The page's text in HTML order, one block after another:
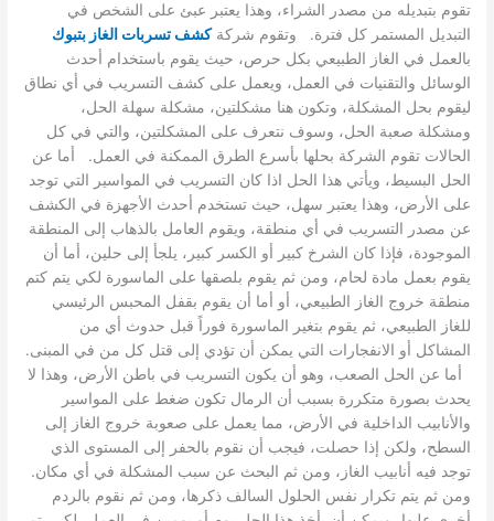
تقوم بتبديله من مصدر الشراء، وهذا يعتبر عبئ على الشخص في
التبديل المستمر كل فترة. وتقوم شركةكشف تسربات الغاز بتبوك
بالعمل في الغاز الطبيعي بكل حرص، حيث يقوم باستخدام أحدث
الوسائل والتقنيات في العمل، ويعمل على كشف التسريب في أي نطاق
ليقوم بحل المشكلة، وتكون هنا مشكلتين، مشكلة سهلة الحل،
ومشكلة صعبة الحل، وسوف نتعرف على المشكلتين، والتي في كل
الحالات تقوم الشركة بحلها بأسرع الطرق الممكنة في العمل. أما عن
الحل البسيط، ويأتي هذا الحل اذا كان التسريب في المواسير التي توجد
على الأرض، وهذا يعتبر سهل، حيث تستخدم أحدث الأجهزة في الكشف
عن مصدر التسريب في أي منطقة، ويقوم العامل بالذهاب إلى المنطقة
الموجودة، فإذا كان الشرخ كبير أو الكسر كبير، يلجأ إلى حلين، أما أن
يقوم بعمل مادة لحام، ومن ثم يقوم بلصقها على الماسورة لكي يتم كتم
منطقة خروج الغاز الطبيعي، أو أما أن يقوم بقفل المحبس الرئيسي
للغاز الطبيعي، ثم يقوم بتغير الماسورة فوراً قبل حدوث أي من
المشاكل أو الانفجارات التي يمكن أن تؤدي إلى قتل كل من في المبنى.
أما عن الحل الصعب، وهو أن يكون التسريب في باطن الأرض، وهذا لا
يحدث بصورة متكررة بسبب أن الرمال تكون ضغط على المواسير
والأنابيب الداخلية في الأرض، مما يعمل على صعوبة خروج الغاز إلى
السطح، ولكن إذا حصلت، فيجب أن نقوم بالحفر إلى المستوى الذي
توجد فيه أنابيب الغاز، ومن ثم البحث عن سبب المشكلة في أي مكان.
ومن ثم يتم تكرار نفس الحلول السالف ذكرها، ومن ثم نقوم بالردم